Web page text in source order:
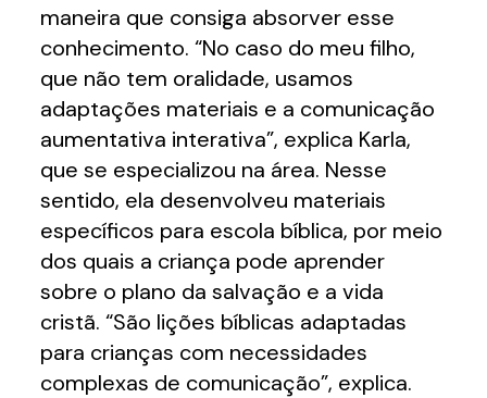
maneira que consiga absorver esse
conhecimento. “No caso do meu filho,
que não tem oralidade, usamos
adaptações materiais e a comunicação
aumentativa interativa”, explica Karla,
que se especializou na área. Nesse
sentido, ela desenvolveu materiais
específicos para escola bíblica, por meio
dos quais a criança pode aprender
sobre o plano da salvação e a vida
cristã. “São lições bíblicas adaptadas
para crianças com necessidades
complexas de comunicação”, explica.